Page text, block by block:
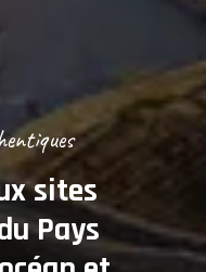
sites
Pays